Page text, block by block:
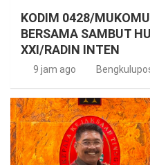
KODIM 0428/
BERSAMA SAMBUT
XXI/RADIN INTEN
9 jam ago